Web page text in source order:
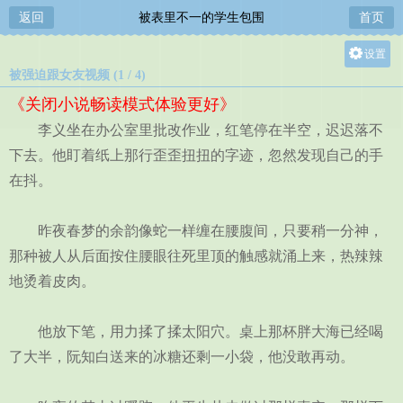
返回 被表里不一的学生包围 首页
设置
中
小
被强迫跟女友视频 (1 / 4)
《关闭小说畅读模式体验更好》
李义坐在办公室里批改作业，红笔停在半空，迟迟落不
下去。他盯着纸上那行歪歪扭扭的字迹，忽然发现自己的手
在抖。
昨夜春梦的余韵像蛇一样缠在腰腹间，只要稍一分神，
那种被人从后面按住腰眼往死里顶的触感就涌上来，热辣辣
地烫着皮肉。
他放下笔，用力揉了揉太阳穴。桌上那杯胖大海已经喝
了大半，阮知白送来的冰糖还剩一小袋，他没敢再动。